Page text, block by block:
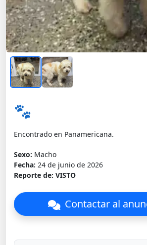
🐾
Encontrado en Panamericana.
Sexo: Macho
Fecha: 24 de junio de 2026
Reporte de: VISTO
Contactar al